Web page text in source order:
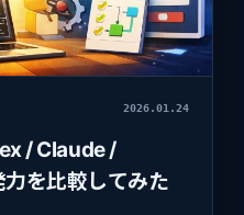
2026.01.24
/ Claude /
を比較してみた